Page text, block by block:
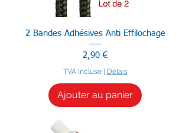
2 Bandes Adhésives Anti Effilochage
Prix
2,90 €
TVA Incluse| Délais
Ajouter au panier